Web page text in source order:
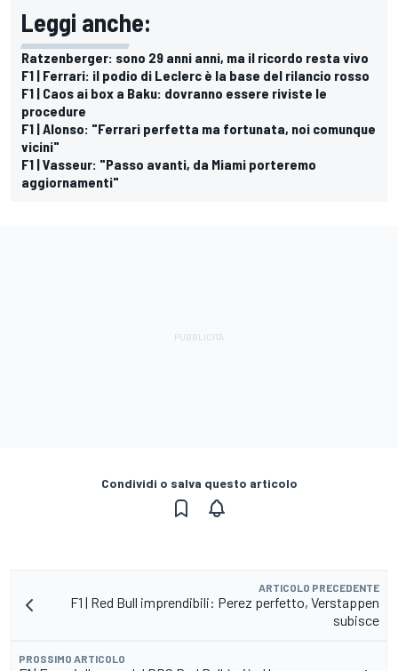
Leggi anche:
Ratzenberger: sono 29 anni anni, ma il ricordo resta vivo
F1 | Ferrari: il podio di Leclerc è la base del rilancio rosso
F1 | Caos ai box a Baku: dovranno essere riviste le
procedure
F1 | Alonso: "Ferrari perfetta ma fortunata, noi comunque
vicini"
F1 | Vasseur: "Passo avanti, da Miami porteremo
aggiornamenti"
Condividi o salva questo articolo
ARTICOLO PRECEDENTE
F1 | Red Bull imprendibili: Perez perfetto, Verstappen
subisce
PROSSIMO ARTICOLO